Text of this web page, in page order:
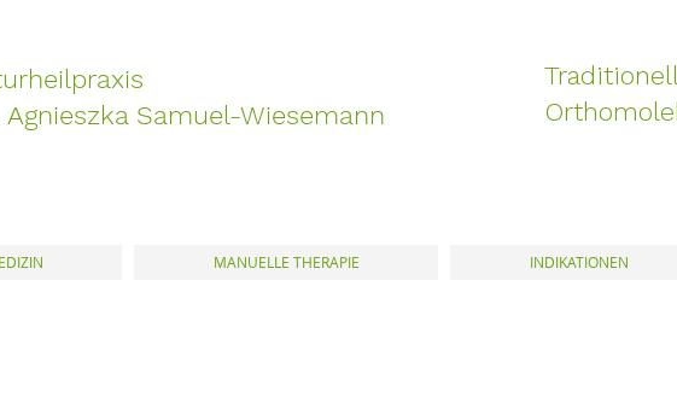
Agnieszka Samuel-Wiesemann
MANUELLE THERAPIE INDIKATIONEN